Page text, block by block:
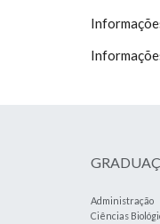
Administração
Ciências